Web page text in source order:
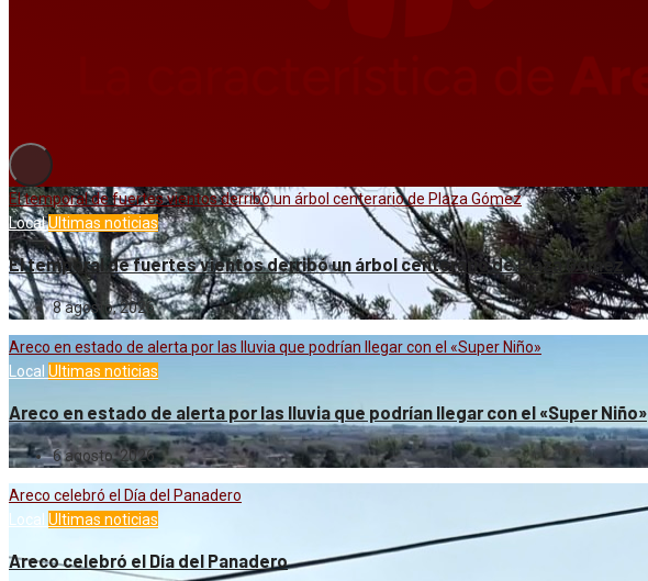
El temporal de fuertes vientos derribó un árbol centerario de Plaza Gómez
LocalUltimas noticias
El temporal de fuertes vientos derribó un árbol centerario de Plaza Gómez
8 agosto, 2026
Areco en estado de alerta por las lluvia que podrían llegar con el «Super Niño»
Local Ultimas noticias
Areco en estado de alerta por las lluvia que podrían llegar con el «Super Niño»
6 agosto, 2026
Areco celebró el Día del Panadero
Local Ultimas noticias
Areco celebró el Día del Panadero